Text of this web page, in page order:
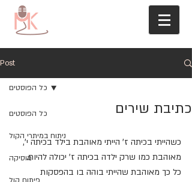
Post
כל הפוסטים
ניתוח במיתרי הקול
מוסיקה
כל הפוסטים
כתיבת שירים
כשהייתי בכיתה ז' הייתי מאוהבת בילד בכיתה י',
מאוהבת כמו שרק ילדה בכיתה ז' יכולה להיות.
כל כך מאוהבת שהייתי בוהה בו בהפסקות